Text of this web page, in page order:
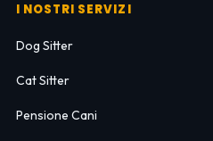
I NOSTRI SERVIZI
Dog Sitter
Cat Sitter
Pensione Cani